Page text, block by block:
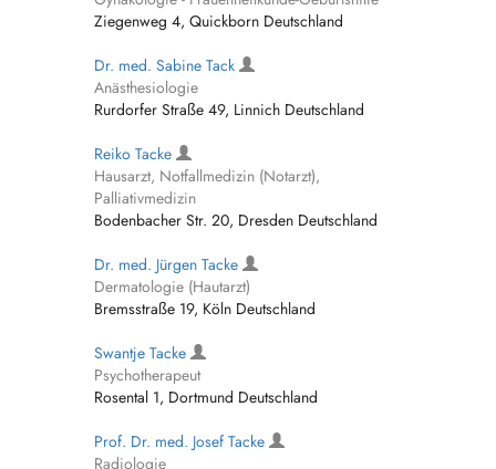
Ziegenweg 4, Quickborn Deutschland
Dr. med. Sabine Tack
Anästhesiologie
Rurdorfer Straße 49, Linnich Deutschland
Reiko Tacke
Hausarzt, Notfallmedizin (Notarzt),
Palliativmedizin
Bodenbacher Str. 20, Dresden Deutschland
Dr. med. Jürgen Tacke
Dermatologie (Hautarzt)
Bremsstraße 19, Köln Deutschland
Swantje Tacke
Psychotherapeut
Rosental 1, Dortmund Deutschland
Prof. Dr. med. Josef Tacke
Radiologie